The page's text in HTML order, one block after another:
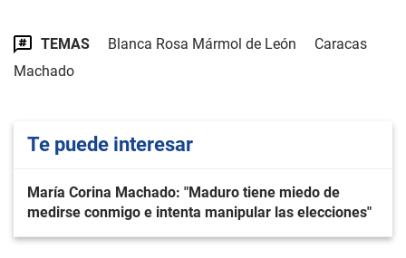
TEMAS Blanca Rosa Mármol de León
Caracas
Machado
Te puede interesar
María Corina Machado: "Maduro tiene miedo de
medirse conmigo e intenta manipular las elecciones"